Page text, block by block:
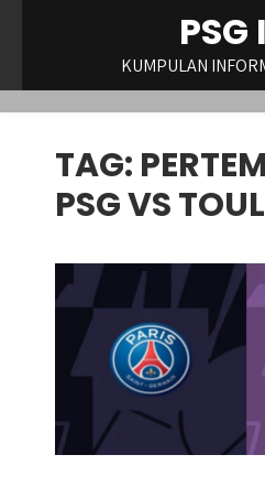
PSG
KUMPULAN
TAG:
PSG VS